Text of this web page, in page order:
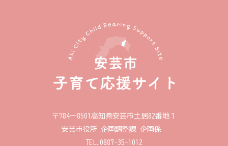
〒784ー8501 高知県安芸市土居82番地１
安芸市役所 企画調整課 企画係
TEL.0887-35-1012